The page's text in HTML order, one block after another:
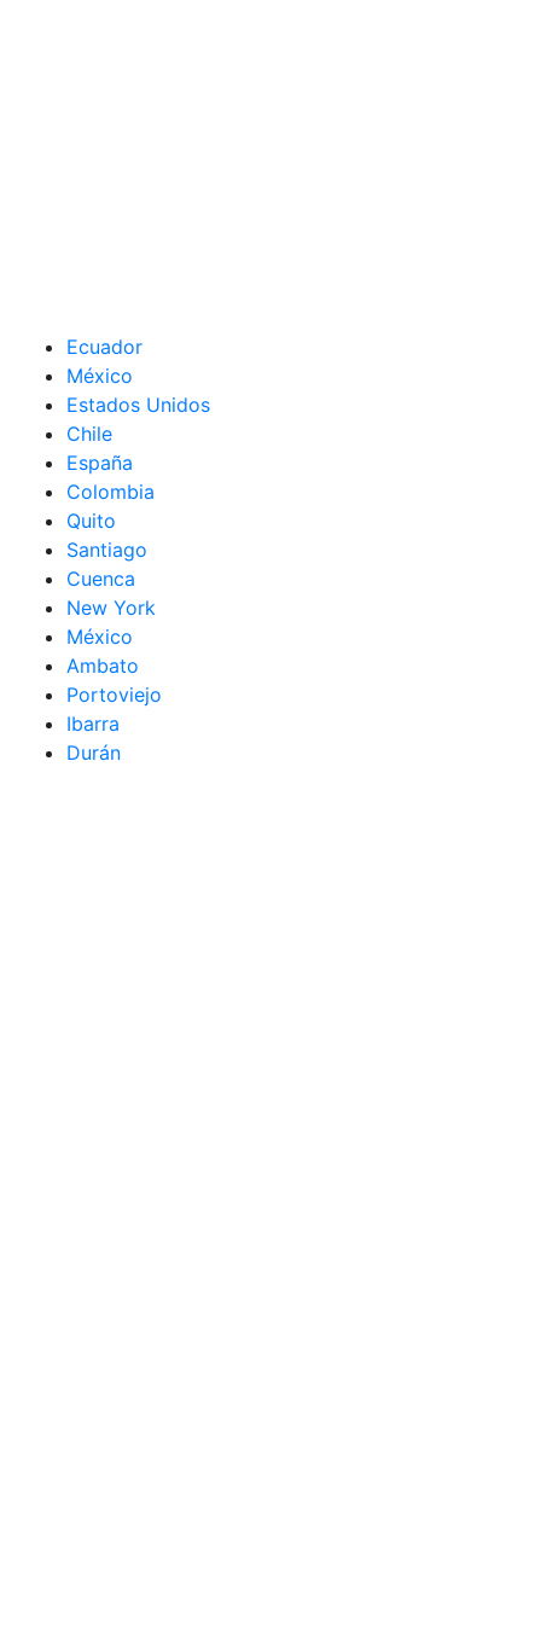
Ecuador
México
Estados Unidos
Chile
España
Colombia
Quito
Santiago
Cuenca
New York
México
Ambato
Portoviejo
Ibarra
Durán